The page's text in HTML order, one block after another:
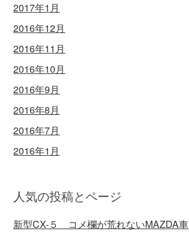
2017年1月
2016年12月
2016年11月
2016年10月
2016年9月
2016年8月
2016年7月
2016年1月
人気の投稿とページ
新型CX-５ コメ欄が荒れないMAZDA車